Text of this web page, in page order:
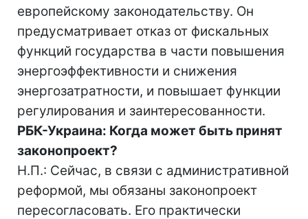
европейскому законодательству. Он
предусматривает отказ от фискальных
функций государства в части повышения
энергоэффективности и снижения
энергозатратности, и повышает функции
регулирования и заинтересованности.
РБК-Украина: Когда может быть принят
законопроект?
Н.П.: Сейчас, в связи с административной
реформой, мы обязаны законопроект
пересогласовать. Его практически